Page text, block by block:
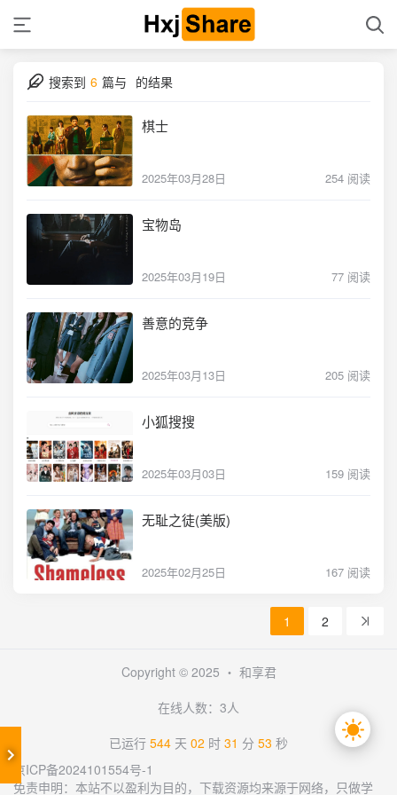
搜索到 6 篇与 的结果
棋士
2025年03月28日 254 阅读
宝物岛
2025年03月19日 77 阅读
善意的竞争
2025年03月13日 205 阅读
小狐搜搜
2025年03月03日 159 阅读
无耻之徒(美版)
2025年02月25日 167 阅读
1 2
Copyright © 2025 ・ 和享君
在线人数：3人
已运行 544 天 02 时 31 分 53 秒
京ICP备2024101554号-1
免责申明：本站不以盈利为目的，下载资源均来源于网络，只做学